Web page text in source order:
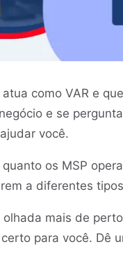
como VAR e
e se
você.
os MSP
a diferentes
mais de
para você. Dê